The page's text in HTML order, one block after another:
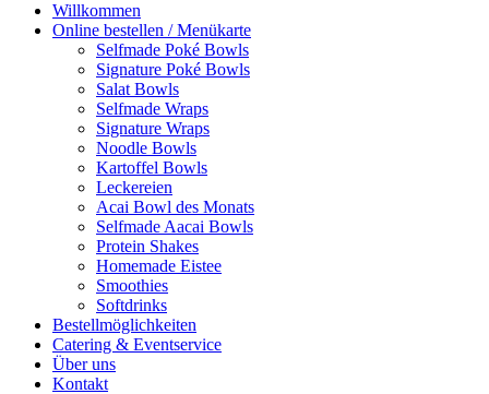
Willkommen
Online bestellen / Menükarte
Selfmade Poké Bowls
Signature Poké Bowls
Salat Bowls
Selfmade Wraps
Signature Wraps
Noodle Bowls
Kartoffel Bowls
Leckereien
Acai Bowl des Monats
Selfmade Aacai Bowls
Protein Shakes
Homemade Eistee
Smoothies
Softdrinks
Bestellmöglichkeiten
Catering & Eventservice
Über uns
Kontakt